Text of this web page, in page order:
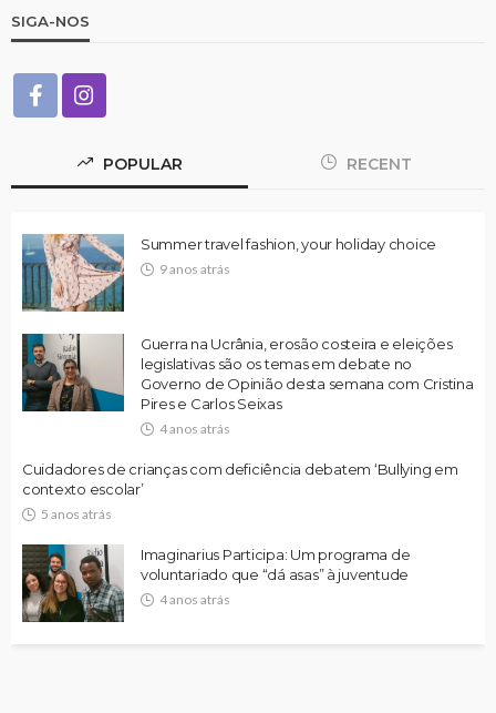
SIGA-NOS
POPULAR RECENT
Summer travel fashion, your holiday choice
9 anos atrás
Guerra na Ucrânia, erosão costeira e eleições
legislativas são os temas em debate no
Governo de Opinião desta semana com Cristina
Pires e Carlos Seixas
4 anos atrás
Cuidadores de crianças com deficiência debatem ‘Bullying em
contexto escolar’
5 anos atrás
Imaginarius Participa: Um programa de
voluntariado que “dá asas” à juventude
4 anos atrás